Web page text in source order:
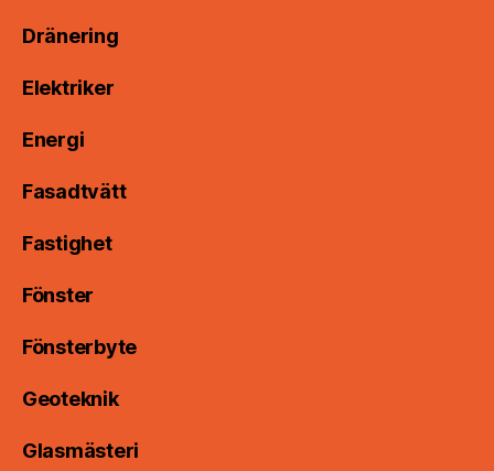
Dränering
Elektriker
Energi
Fasadtvätt
Fastighet
Fönster
Fönsterbyte
Geoteknik
Glasmästeri